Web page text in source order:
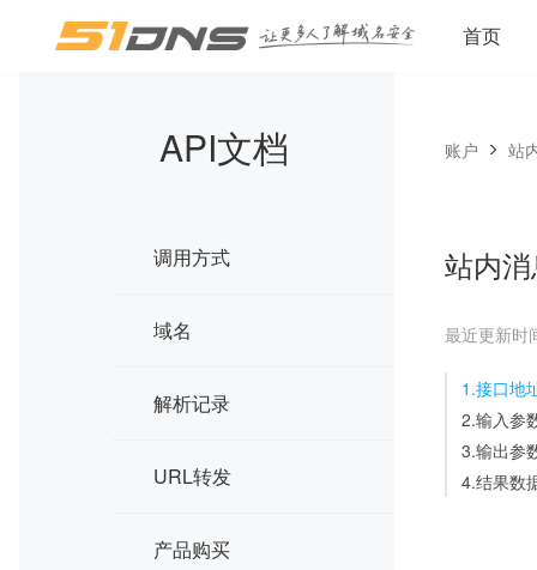
首页
API文档
调用方式
域名
解析记录
URL转发
产品购买
账户 站
站内
最近更新时
1.接口地
2.输入参
3.输出参
4.结果数